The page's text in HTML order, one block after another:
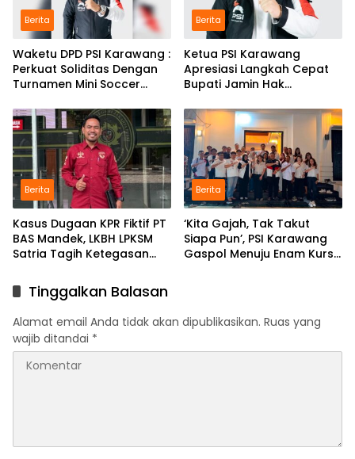
Berita
Waketu DPD PSI Karawang :
Perkuat Soliditas Dengan
Turnamen Mini Soccer
Berita
Ketua PSI Karawang
Apresiasi Langkah Cepat
Bupati Jamin Hak
Berita
Kasus Dugaan KPR Fiktif PT
BAS Mandek, LKBH LPKSM
Satria Tagih Ketegasan
Berita
‘Kita Gajah, Tak Takut
Siapa Pun’, PSI Karawang
Gaspol Menuju Enam Kursi
Tinggalkan Balasan
Alamat email Anda tidak akan dipublikasikan. Ruas yang
wajib ditandai *